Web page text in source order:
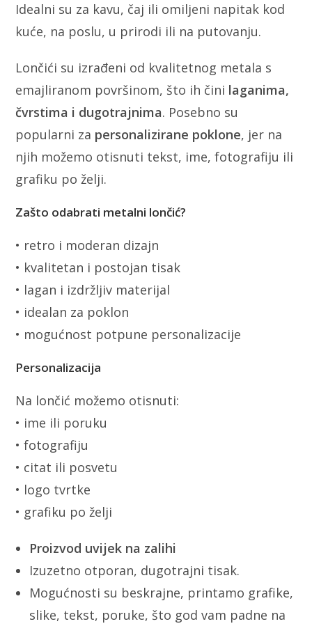
Idealni su za kavu, čaj ili omiljeni napitak kod
kuće, na poslu, u prirodi ili na putovanju.
Lončići su izrađeni od kvalitetnog metala s
emajliranom površinom, što ih čini laganima,
čvrstima i dugotrajnima. Posebno su
popularni za personalizirane poklone, jer na
njih možemo otisnuti tekst, ime, fotografiju ili
grafiku po želji.
Zašto odabrati metalni lončić?
• retro i moderan dizajn
• kvalitetan i postojan tisak
• lagan i izdržljiv materijal
• idealan za poklon
• mogućnost potpune personalizacije
Personalizacija
Na lončić možemo otisnuti:
• ime ili poruku
• fotografiju
• citat ili posvetu
• logo tvrtke
• grafiku po želji
Proizvod uvijek na zalihi
Izuzetno otporan, dugotrajni tisak.
Mogućnosti su beskrajne, printamo grafike,
slike, tekst, poruke, što god vam padne na